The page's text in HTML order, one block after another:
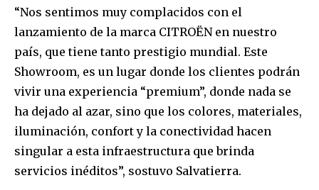
“Nos sentimos muy complacidos con el
lanzamiento de la marca CITROËN en nuestro
país, que tiene tanto prestigio mundial. Este
Showroom, es un lugar donde los clientes podrán
vivir una experiencia “premium”, donde nada se
ha dejado al azar, sino que los colores, materiales,
iluminación, confort y la conectividad hacen
singular a esta infraestructura que brinda
servicios inéditos”, sostuvo Salvatierra.